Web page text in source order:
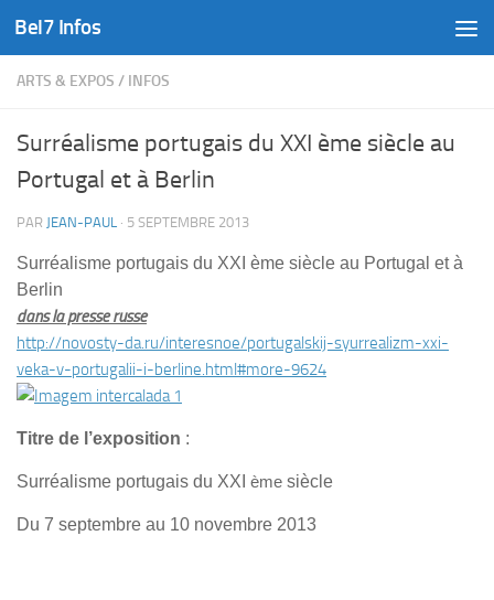
Skip to content
Bel7 Infos
ARTS & EXPOS / INFOS
Surréalisme portugais du XXI ème siècle au
Portugal et à Berlin
PAR JEAN-PAUL · 5 SEPTEMBRE 2013
Surréalisme portugais du XXI ème siècle au Portugal et à
Berlin
dans la presse russe
http://novosty-da.ru/interesnoe/portugalskij-syurrealizm-xxi-
veka-v-portugalii-i-berline.html#more-9624
Titre de l’exposition :
Surréalisme portugais du XXI ème siècle
Du 7 septembre au 10 novembre 2013